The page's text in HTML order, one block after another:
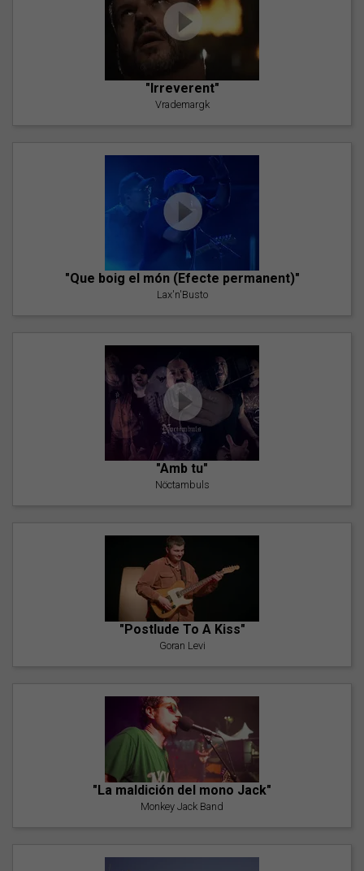
"Irreverent"
Vrademargk
"Que boig el món (Efecte permanent)"
Lax'n'Busto
"Amb tu"
Nöctambuls
"Postlude To A Kiss"
Goran Levi
"La maldición del mono Jack"
Monkey Jack Band